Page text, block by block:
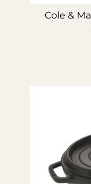
Cole &